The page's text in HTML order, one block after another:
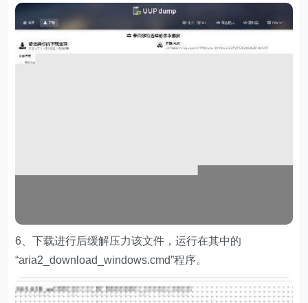
6、下载进行后缓解压力该文件，运行在其中的
“aria2_download_windows.cmd”程序。